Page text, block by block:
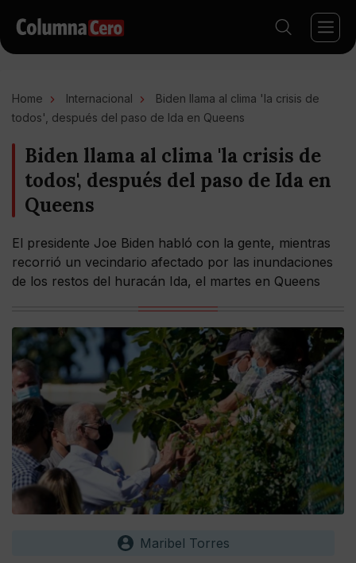
Home Internacional
Biden llama al clima 'la crisis de
todos', después del paso de Ida en Queens
Biden llama al clima 'la crisis de
todos', después del paso de Ida en
Queens
El presidente Joe Biden habló con la gente, mientras
recorrió un vecindario afectado por las inundaciones
de los restos del huracán Ida, el martes en Queens
Maribel Torres